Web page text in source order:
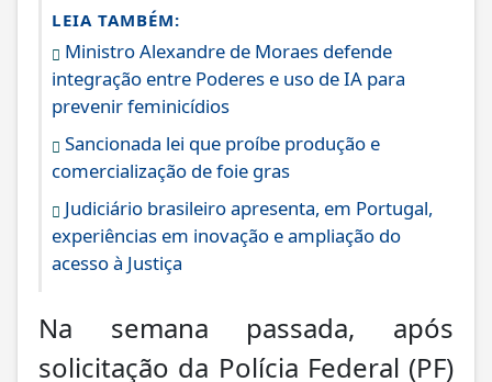
LEIA TAMBÉM:
Ministro Alexandre de Moraes defende
integração entre Poderes e uso de IA para
prevenir feminicídios
Sancionada lei que proíbe produção e
comercialização de foie gras
Judiciário brasileiro apresenta, em Portugal,
experiências em inovação e ampliação do
acesso à Justiça
Na semana passada, após
solicitação da Polícia Federal (PF)